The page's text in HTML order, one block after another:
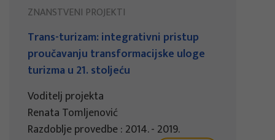
ZNANSTVENI PROJEKTI
Trans-turizam: integrativni pristup
proučavanju transformacijske uloge
turizma u 21. stoljeću
Voditelj projekta
Renata Tomljenović
Razdoblje provedbe : 2014. - 2019.